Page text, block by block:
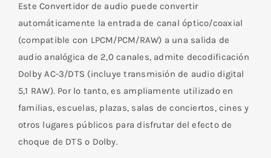
Análogo
192kHZ
cantidad
Este Convertidor de audio puede convertir
automáticamente la entrada de canal óptico/coaxial
(compatible con LPCM/PCM/RAW) a una salida de
audio analógica de 2,0 canales, admite decodificación
Dolby AC-3/DTS (incluye transmisión de audio digital
5,1 RAW). Por lo tanto, es ampliamente utilizado en
familias, escuelas, plazas, salas de conciertos, cines y
otros lugares públicos para disfrutar del efecto de
choque de DTS o Dolby.